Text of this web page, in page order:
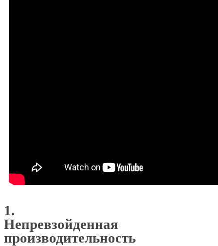
1.
Непревзойденная
производительность